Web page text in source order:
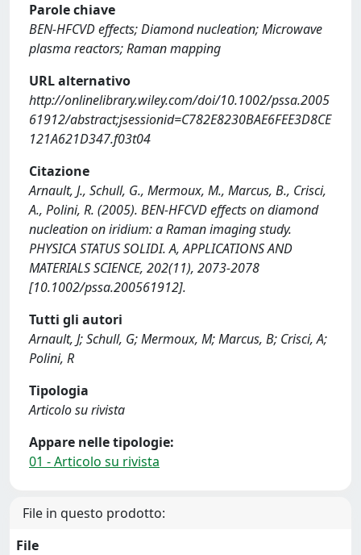
Parole chiave
BEN-HFCVD effects; Diamond nucleation; Microwave
plasma reactors; Raman mapping
URL alternativo
http://onlinelibrary.wiley.com/doi/10.1002/pssa.2005
61912/abstract;jsessionid=C782E8230BAE6FEE3D8CE
121A621D347.f03t04
Citazione
Arnault, J., Schull, G., Mermoux, M., Marcus, B., Crisci,
A., Polini, R. (2005). BEN-HFCVD effects on diamond
nucleation on iridium: a Raman imaging study.
PHYSICA STATUS SOLIDI. A, APPLICATIONS AND
MATERIALS SCIENCE, 202(11), 2073-2078
[10.1002/pssa.200561912].
Tutti gli autori
Arnault, J; Schull, G; Mermoux, M; Marcus, B; Crisci, A;
Polini, R
Tipologia
Articolo su rivista
Appare nelle tipologie:
01 - Articolo su rivista
File in questo prodotto:
File